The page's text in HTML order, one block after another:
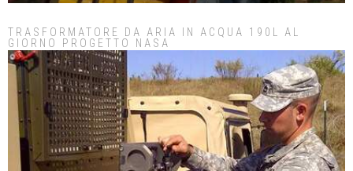
TRASFORMATORE DA ARIA IN ACQUA 190L AL
GIORNO PROGETTO NASA